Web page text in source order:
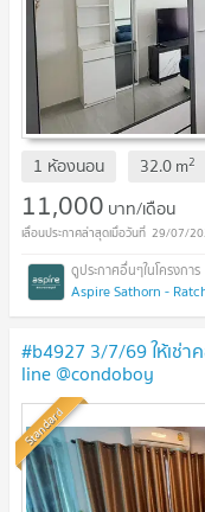
1 ห้องนอน 32.0m2
11,000 บาท/เดือน
29/07/
Aspire Sathorn -
#b4927 3/7/69 ให้เช่า
line @condoboy
Standard